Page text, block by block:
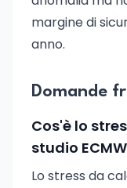
margine di
anno.
Domande
Cos'è lo
studio
Lo stress da